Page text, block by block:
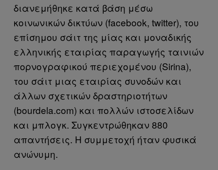
διανεμήθηκε κατά βάση μέσω
κοινωνικών δικτύων (facebook, twitter), του
επίσημου σάιτ της μίας και μοναδικής
ελληνικής εταιρίας παραγωγής ταινιών
πορνογραφικού περιεχομένου (Sirina),
του σάιτ μιας εταιρίας συνοδών και
άλλων σχετικών δραστηριοτήτων
(bourdela.com) και πολλών ιστοσελίδων
και μπλογκ. Συγκεντρώθηκαν 880
απαντήσεις. Η συμμετοχή ήταν φυσικά
ανώνυμη.